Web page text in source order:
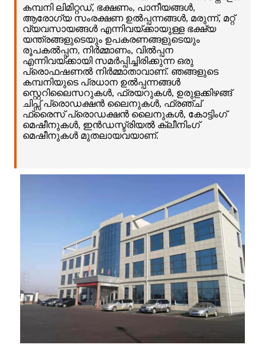
കമ്പനി ലിമിറ്റഡ്, ഭക്ഷണം, പാനീയങ്ങൾ,
ആരോഗ്യ സംരക്ഷണ ഉൽപ്പന്നങ്ങൾ, മരുന്ന്, മറ്റ്
വ്യവസായങ്ങൾ എന്നിവയ്ക്കായുള്ള ഭക്ഷ്യ
യന്ത്രങ്ങളുടെയും ഉപകരണങ്ങളുടെയും
രൂപകൽപ്പന, നിർമ്മാണം, വിൽപ്പന
എന്നിവയ്ക്കായി സമർപ്പിച്ചിരിക്കുന്ന ഒരു
പ്രൊഫഷണൽ നിർമ്മാതാവാണ്. ഞങ്ങളുടെ
കമ്പനിയുടെ പ്രധാന ഉൽപ്പന്നങ്ങൾ
സ്റ്റെറിലൈസറുകൾ, ഫ്രയറുകൾ, ഉരുളക്കിഴങ്ങ്
ചിപ്സ് പ്രൊഡക്ഷൻ ലൈനുകൾ, ഫ്രഞ്ച്
ഫ്രൈസ് പ്രൊഡക്ഷൻ ലൈനുകൾ, കോട്ടിംഗ്
മെഷീനുകൾ, ഇൻഡസ്ട്രിയൽ ക്ലീനിംഗ്
മെഷീനുകൾ മുതലായവയാണ്.